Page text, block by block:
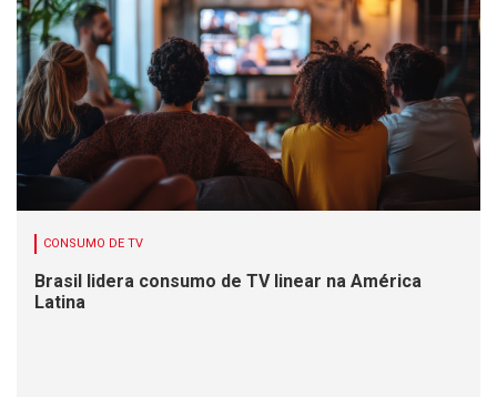
CONSUMO DE TV
Brasil lidera consumo de TV linear na América
Latina